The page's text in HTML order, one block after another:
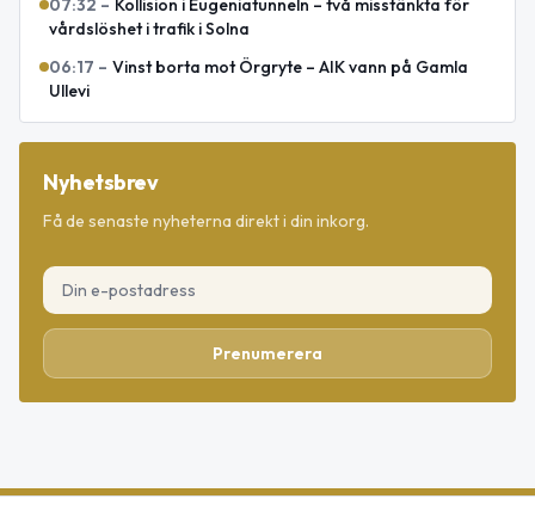
vårdslöshet i trafik i Solna
06:17 – Vinst borta mot Örgryte – AIK vann på Gamla
Ullevi
Nyhetsbrev
Få de senaste nyheterna direkt i din inkorg.
Prenumerera